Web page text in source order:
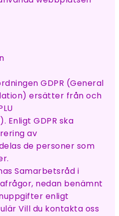
GDPR (General
ersätter från och
Enligt GDPR ska
av
de personer som
Samarbetsråd i
nedan benämnt
enligt
Vill du kontakta oss